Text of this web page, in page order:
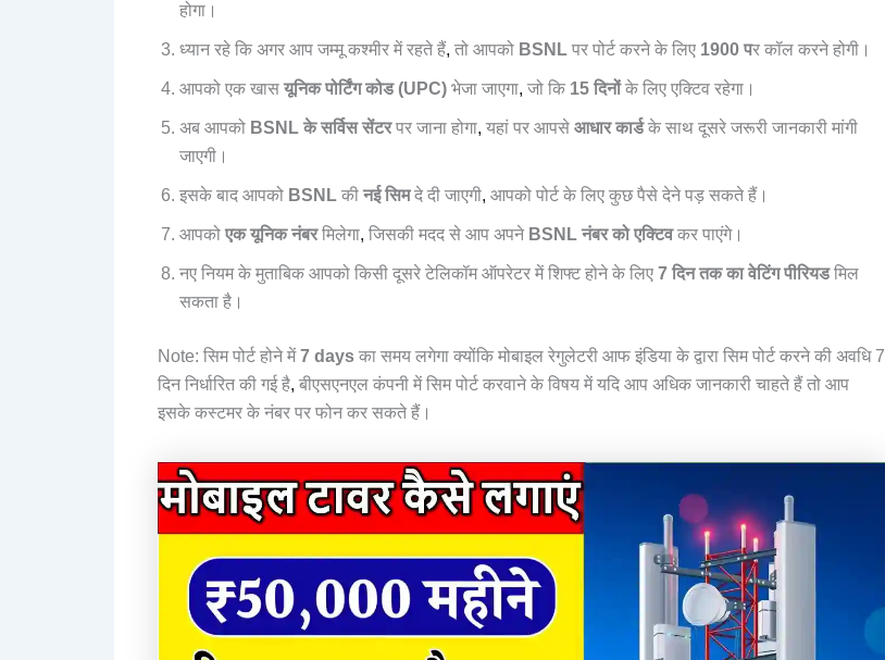
होगा।
ध्यान रहे कि अगर आप जम्मू कश्मीर में रहते हैं, तो आपको BSNLपर पोर्ट करने के लिए 1900 पर कॉल करने होगी।
आपको एक खासयूनिक पोर्टिंग कोड (UPC)भेजा जाएगा, जो कि 15 दिनोंके लिए एक्टिव रहेगा।
अब आपकोBSNL के सर्विस सेंटरपर जाना होगा, यहां पर आपसे आधार कार्डके साथ दूसरे जरूरी जानकारी मांगी
जाएगी।
इसके बाद आपको BSNLकी नई सिमदे दी जाएगी, आपको पोर्ट के लिए कुछ पैसे देने पड़ सकते हैं।
आपको एक यूनिक नंबरमिलेगा, जिसकी मदद से आप अपनेBSNL नंबर को एक्टिवकर पाएंगे।
नए नियम के मुताबिक आपको किसी दूसरे टेलिकॉम ऑपरेटर में शिफ्ट होने के लिए7 दिन तक का वेटिंग पीरियडमिल
सकता है।
Note: सिम पोर्ट होने में7 days का समय लगेगा क्योंकि मोबाइल रेगुलेटरी आफ इंडिया के द्वारा सिम पोर्ट करने की अवधि 7
दिन निर्धारित की गई है, बीएसएनएल कंपनी में सिम पोर्ट करवाने के विषय में यदि आप अधिक जानकारी चाहते हैं तो आप
इसके कस्टमर के नंबर पर फोन कर सकते हैं।